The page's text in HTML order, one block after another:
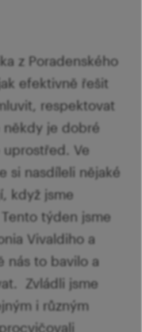
z Poradenského
efektivně řešit
respektovat
někdy je dobré
Ve
si nasdíleli nějaké
když jsme
týden jsme
Vivaldiho a
nás to bavilo a
Zvládli jsme
i různým